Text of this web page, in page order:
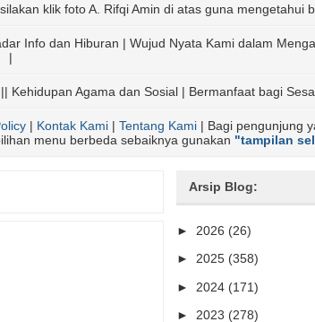
klik foto A. Rifqi Amin di atas guna mengetahui
Info dan Hiburan | Wujud Nyata Kami dalam
|
Agama dan Sosial | Bermanfaat bagi
| Kontak Kami| Tentang Kami| Bagi pengunjung
menu berbeda sebaiknya gunakan "tampilan
Arsip Blog:
► 2026 (26)
► 2025 (358)
► 2024 (171)
► 2023 (278)